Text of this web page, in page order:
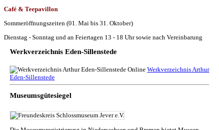
Café & Teepavillon
Sommeröffnungszeiten (01. Mai bis 31. Oktober)
Dienstag - Sonntag und an Feiertagen 13 - 18 Uhr sowie nach Vereinbarung
Werkverzeichnis Eden-Sillenstede
Werkverzeichnis Arthur
Eden-Sillenstede
Museumsgütesiegel